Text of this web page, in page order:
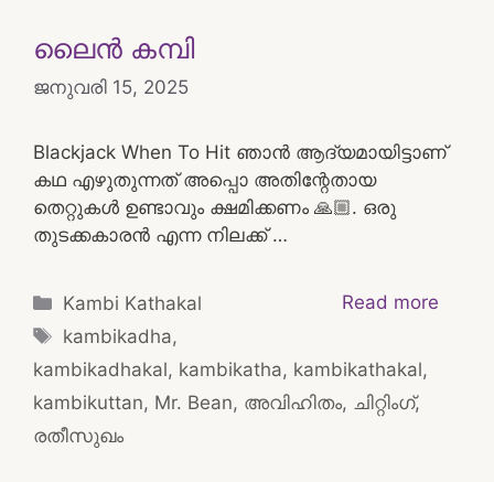
ലൈൻ കമ്പി
ജനുവരി 15, 2025
Blackjack When To Hit ഞാൻ ആദ്യമായിട്ടാണ്
കഥ എഴുതുന്നത് അപ്പൊ അതിന്റേതായ
തെറ്റുകൾ ഉണ്ടാവും ക്ഷമിക്കണം 🙏🏼. ഒരു
തുടക്കകാരൻ എന്ന നിലക്ക് …
Read more
Categories
Kambi Kathakal
Tags
kambikadha,
kambikadhakal, kambikatha, kambikathakal,
kambikuttan, Mr. Bean, അവിഹിതം, ചിറ്റിംഗ്,
രതീസുഖം